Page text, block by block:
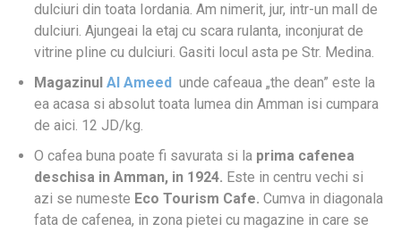
dulciuri din toata Iordania. Am nimerit, jur, intr-un mall de
dulciuri. Ajungeai la etaj cu scara rulanta, inconjurat de
vitrine pline cu dulciuri. Gasiti locul asta pe Str. Medina.
Magazinul Al Ameed unde cafeaua „the dean” este la
ea acasa si absolut toata lumea din Amman isi cumpara
de aici. 12 JD/kg.
O cafea buna poate fi savurata si la prima cafenea
deschisa in Amman, in 1924. Este in centru vechi si
azi se numeste Eco Tourism Cafe. Cumva in diagonala
fata de cafenea, in zona pietei cu magazine in care se